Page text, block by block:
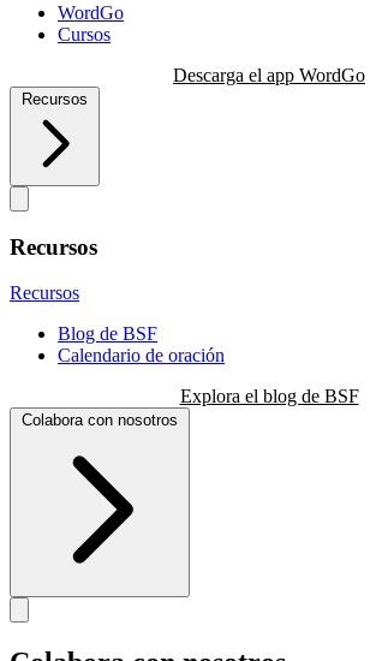
WordGo
Cursos
Descarga el app WordGo
Recursos
Recursos
Recursos
Blog de BSF
Calendario de oración
Explora el blog de BSF
Colabora con nosotros